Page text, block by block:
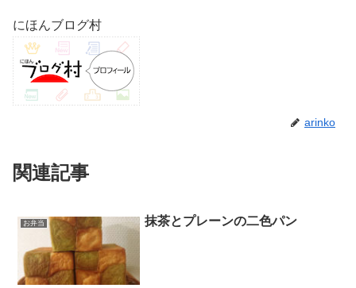
にほんブログ村
arinko
関連記事
お弁当 抹茶とプレーンの二色パン